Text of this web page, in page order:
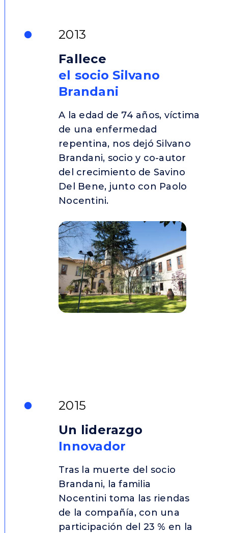
2013
Fallece
el socio Silvano
Brandani
A la edad de 74 años, víctima
de una enfermedad
repentina, nos dejó Silvano
Brandani, socio y co-autor
del crecimiento de Savino
Del Bene, junto con Paolo
Nocentini.
2015
Un liderazgo
Innovador
Tras la muerte del socio
Brandani, la familia
Nocentini toma las riendas
de la compañía, con una
participación del 23 % en la